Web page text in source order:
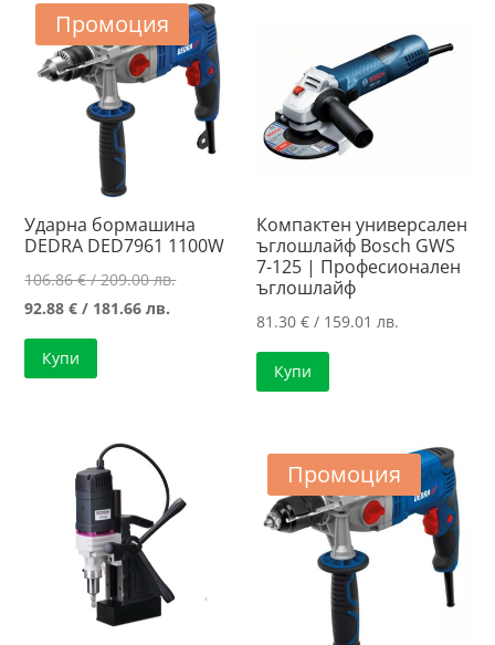
Промоция
Ударна бормашина
DEDRA DED7961 1100W
106.86€/ 209.00 лв.Original
92.88€ / 181.66 лв.
Купи
Компактен универсален
ъглошлайф Bosch GWS
7-125 | Професионален
ъглошлайф
81.30€ / 159.01 лв.
Купи
Промоция